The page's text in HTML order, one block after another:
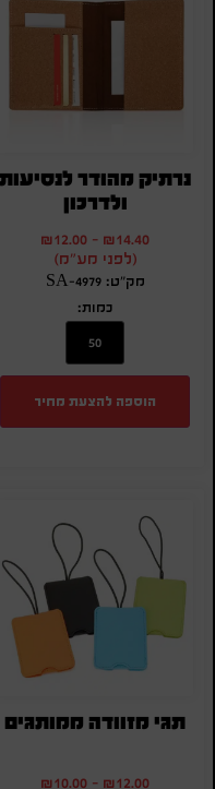
נרתיק מהודר לנסיעות
ולדרכון
₪14.40
-
₪12.00
(לפני מע"מ)
מק"ט: SA-4979
כמות:
הוספה להצעת מחיר
תגי מזוודה ממותגים
₪12.00
-
₪10.00